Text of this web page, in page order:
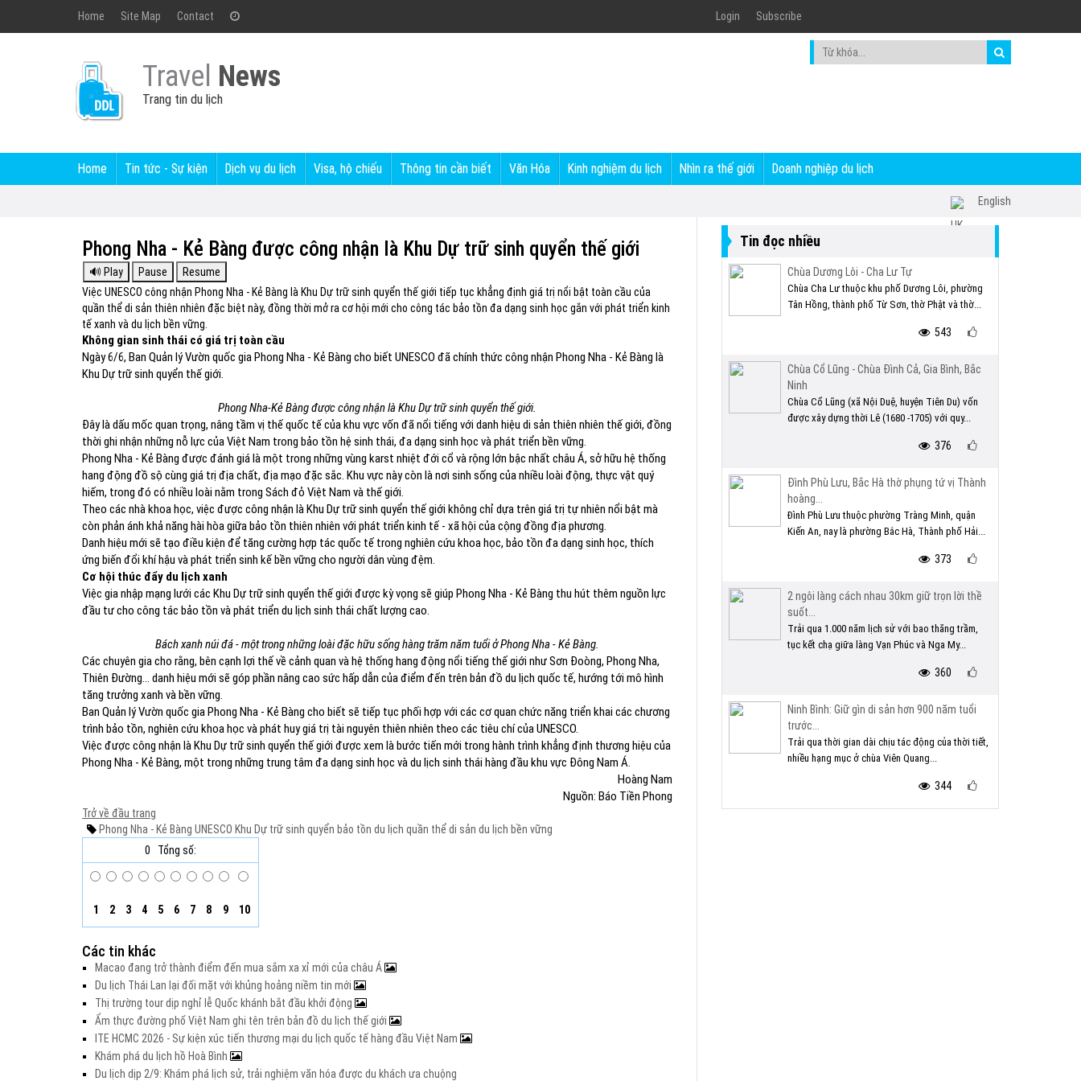
Home Site Map Contact Login Subscribe
Travel News
Trang tin du lịch
Home Tin tức - Sự kiện Dịch vụ du lịch Visa, hộ chiếu Thông tin cần biết Văn Hóa Kinh nghiệm du lịch Nhìn ra thế giới Doanh nghiệp du lịch
English
Phong Nha - Kẻ Bàng được công nhận là Khu Dự trữ sinh quyển thế giới
Việc UNESCO công nhận Phong Nha - Kẻ Bàng là Khu Dự trữ sinh quyển thế giới tiếp tục khẳng định giá trị nổi bật toàn cầu của
quần thể di sản thiên nhiên đặc biệt này, đồng thời mở ra cơ hội mới cho công tác bảo tồn đa dạng sinh học gắn với phát triển kinh
tế xanh và du lịch bền vững.
Không gian sinh thái có giá trị toàn cầu
Ngày 6/6, Ban Quản lý Vườn quốc gia Phong Nha - Kẻ Bàng cho biết UNESCO đã chính thức công nhận Phong Nha - Kẻ Bàng là
Khu Dự trữ sinh quyển thế giới.
Phong Nha-Kẻ Bàng được công nhận là Khu Dự trữ sinh quyển thế giới.
Đây là dấu mốc quan trọng, nâng tầm vị thế quốc tế của khu vực vốn đã nổi tiếng với danh hiệu di sản thiên nhiên thế giới, đồng
thời ghi nhận những nỗ lực của Việt Nam trong bảo tồn hệ sinh thái, đa dạng sinh học và phát triển bền vững.
Phong Nha - Kẻ Bàng được đánh giá là một trong những vùng karst nhiệt đới cổ và rộng lớn bậc nhất châu Á, sở hữu hệ thống
hang động đồ sộ cùng giá trị địa chất, địa mạo đặc sắc. Khu vực này còn là nơi sinh sống của nhiều loài động, thực vật quý
hiếm, trong đó có nhiều loài nằm trong Sách đỏ Việt Nam và thế giới.
Theo các nhà khoa học, việc được công nhận là Khu Dự trữ sinh quyển thế giới không chỉ dựa trên giá trị tự nhiên nổi bật mà
còn phản ánh khả năng hài hòa giữa bảo tồn thiên nhiên với phát triển kinh tế - xã hội của cộng đồng địa phương.
Danh hiệu mới sẽ tạo điều kiện để tăng cường hợp tác quốc tế trong nghiên cứu khoa học, bảo tồn đa dạng sinh học, thích
ứng biến đổi khí hậu và phát triển sinh kế bền vững cho người dân vùng đệm.
Cơ hội thúc đẩy du lịch xanh
Việc gia nhập mạng lưới các Khu Dự trữ sinh quyển thế giới được kỳ vọng sẽ giúp Phong Nha - Kẻ Bàng thu hút thêm nguồn lực
đầu tư cho công tác bảo tồn và phát triển du lịch sinh thái chất lượng cao.
Bách xanh núi đá - một trong những loài đặc hữu sống hàng trăm năm tuổi ở Phong Nha - Kẻ Bàng.
Các chuyên gia cho rằng, bên cạnh lợi thế về cảnh quan và hệ thống hang động nổi tiếng thế giới như Sơn Đoòng, Phong Nha,
Thiên Đường... danh hiệu mới sẽ góp phần nâng cao sức hấp dẫn của điểm đến trên bản đồ du lịch quốc tế, hướng tới mô hình
tăng trưởng xanh và bền vững.
Ban Quản lý Vườn quốc gia Phong Nha - Kẻ Bàng cho biết sẽ tiếp tục phối hợp với các cơ quan chức năng triển khai các chương
trình bảo tồn, nghiên cứu khoa học và phát huy giá trị tài nguyên thiên nhiên theo các tiêu chí của UNESCO.
Việc được công nhận là Khu Dự trữ sinh quyển thế giới được xem là bước tiến mới trong hành trình khẳng định thương hiệu của
Phong Nha - Kẻ Bàng, một trong những trung tâm đa dạng sinh học và du lịch sinh thái hàng đầu khu vực Đông Nam Á.
Hoàng Nam
Nguồn: Báo Tiền Phong
Trở về đầu trang
Phong Nha - Kẻ Bàng UNESCO Khu Dự trữ sinh quyển bảo tồn du lịch quần thể di sản du lịch bền vững
0
Tổng số:
1 2 3 4 5 6 7 8 9 10
Các tin khác
Macao đang trở thành điểm đến mua sắm xa xỉ mới của châu Á
Du lịch Thái Lan lại đối mặt với khủng hoảng niềm tin mới
Thị trường tour dịp nghỉ lễ Quốc khánh bắt đầu khởi động
Ẩm thực đường phố Việt Nam ghi tên trên bản đồ du lịch thế giới
ITE HCMC 2026 - Sự kiện xúc tiến thương mại du lịch quốc tế hàng đầu Việt Nam
Khám phá du lịch hồ Hoà Bình
Du lịch dịp 2/9: Khám phá lịch sử, trải nghiệm văn hóa được du khách ưa chuộng
Tin đọc nhiều
Chùa Dương Lôi - Cha Lư Tự
Chùa Cha Lư thuộc khu phố Dương Lôi, phường
Tân Hồng, thành phố Từ Sơn, thờ Phật và thờ...
543
Chùa Cổ Lũng - Chùa Đình Cả, Gia Bình, Bắc
Ninh
Chùa Cổ Lũng (xã Nội Duệ, huyện Tiên Du) vốn
được xây dựng thời Lê (1680 -1705) với quy...
376
Đình Phù Lưu, Bắc Hà thờ phụng tứ vị Thành
hoàng...
Đình Phù Lưu thuộc phường Tràng Minh, quận
Kiến An, nay là phường Bắc Hà, Thành phố Hải...
373
2 ngôi làng cách nhau 30km giữ trọn lời thề
suốt...
Trải qua 1.000 năm lịch sử với bao thăng trầm,
tục kết chạ giữa làng Vạn Phúc và Nga My...
360
Ninh Bình: Giữ gìn di sản hơn 900 năm tuổi
trước...
Trải qua thời gian dài chịu tác động của thời tiết,
nhiều hạng mục ở chùa Viên Quang...
344